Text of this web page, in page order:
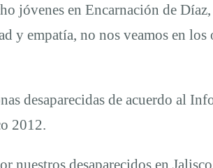
jóvenes en Encarnación de Díaz,
y empatía, no nos veamos en los
desaparecidas de acuerdo al
2012.
desaparecidos en